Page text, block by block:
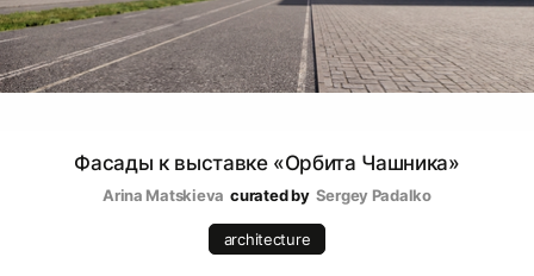
Фасады к выставке «Орбита Чашника»
Arina Matskieva curated by Sergey Padalko
architecture